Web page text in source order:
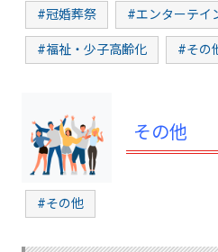
#冠婚葬祭 #エンターテイ
#福祉・少子高齢化 #その
その他
#その他